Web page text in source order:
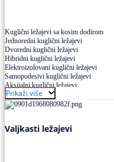
Kuglični ležajevi sa kosim dodirom
Jednoredni kuglični ležajevi
Dvoredni kuglični ležajevi
Hibridni kuglični ležajevi
Elektroizolovani kuglični ležajevi
Samopodesivi kuglični ležajevi
Aksijalni kuglični ležajevi
Kuglični ležajevi od nerđajućeg čelika
Prikaži više
Valjkasti ležajevi